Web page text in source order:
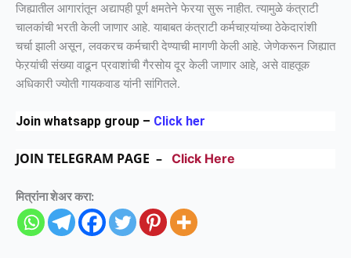
जिह्यातील आगारांतून अद्यापही पूर्ण क्षमतेने फेरया सुरू नाहीत. त्यामुळे कंत्राटी
चालकांची भरती केली जाणार आहे. याबाबत कंत्राटी कर्मचाऱयांच्या ठेकेदारांशी
चर्चा झाली असून, लवकरच कर्मचारी देण्याची मागणी केली आहे. जेणेकरून जिह्यात
फेऱयांची संख्या वाढून प्रवाशांची गैरसोय दूर केली जाणार आहे, असे वाहतूक
अधिकारी ज्योती गायकवाड यांनी सांगितले.
Join whatsapp group – Click her
JOIN TELEGRAM PAGE – Click Here
मित्रांना शेअर करा: